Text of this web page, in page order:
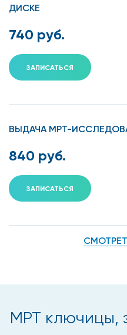
ДИСКЕ
740 руб.
ЗАПИСАТЬСЯ
ВЫДАЧА МРТ-
840 руб.
ЗАПИСАТЬСЯ
МРТ ключицы,